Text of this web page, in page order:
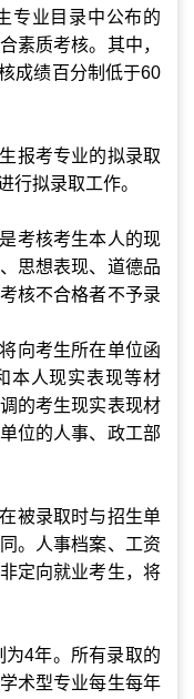
专业目录中公布的
素质考核。其中，
成绩百分制低于60
报考专业的拟录取
行拟录取工作。
考核考生本人的现
思想表现、道德品
核不合格者不予录
向考生所在单位函
本人现实表现等材
的考生现实表现材
位的人事、政工部
被录取时与招生单
。人事档案、工资
定向就业考生，将
为4年。 所有录取的
术型专业每生每年